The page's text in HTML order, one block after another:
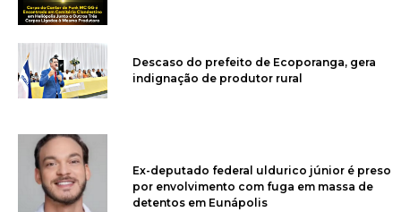
Descaso do prefeito de Ecoporanga, gera
indignação de produtor rural
Ex-deputado federal uldurico júnior é preso
por envolvimento com fuga em massa de
detentos em Eunápolis